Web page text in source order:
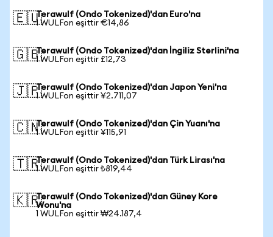
🇪🇺Terawulf (Ondo Tokenized)'dan Euro'na
1 WULFon eşittir €14,86
🇬🇧Terawulf (Ondo Tokenized)'dan İngiliz Sterlini'na
1 WULFon eşittir £12,73
🇯🇵Terawulf (Ondo Tokenized)'dan Japon Yeni'na
1 WULFon eşittir ¥2.711,07
🇨🇳Terawulf (Ondo Tokenized)'dan Çin Yuanı'na
1 WULFon eşittir ¥115,91
🇹🇷Terawulf (Ondo Tokenized)'dan Türk Lirası'na
1 WULFon eşittir ₺819,44
🇰🇷Terawulf (Ondo Tokenized)'dan Güney Kore
Wonu'na
1 WULFon eşittir ₩24.187,4